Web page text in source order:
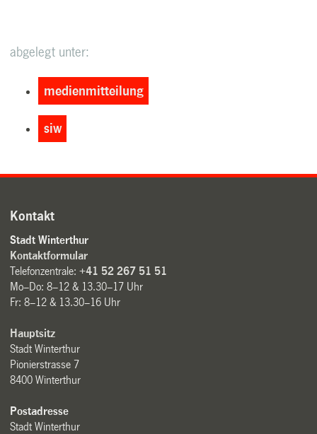
abgelegt unter:
medienmitteilung
siw
Kontakt
Stadt Winterthur
Kontaktformular
Telefonzentrale:+41 52 267 51 51
Mo–Do: 8–12 & 13.30–17 Uhr
Fr: 8–12 & 13.30–16 Uhr
Hauptsitz
Stadt Winterthur
Pionierstrasse 7
8400 Winterthur
Postadresse
Stadt Winterthur